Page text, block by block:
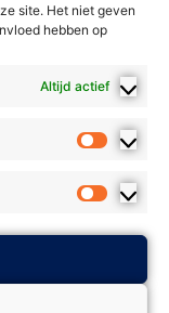
site. Het niet geven
hebben op
Altijd actief